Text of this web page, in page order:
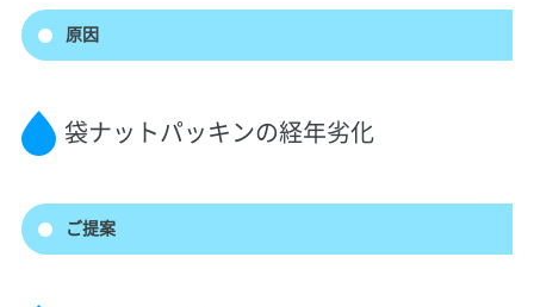
原因
袋ナットパッキンの経年劣化
ご提案